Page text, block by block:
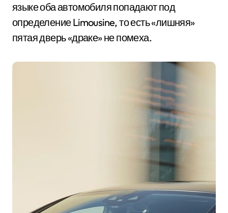
языке оба автомобиля попадают под
определение Limousine, то есть «лишняя»
пятая дверь «драке» не помеха.